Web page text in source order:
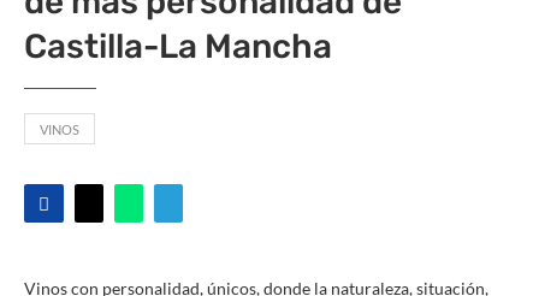
Castilla-La Mancha
VINOS
Vinos con personalidad, únicos, donde la naturaleza, situación,